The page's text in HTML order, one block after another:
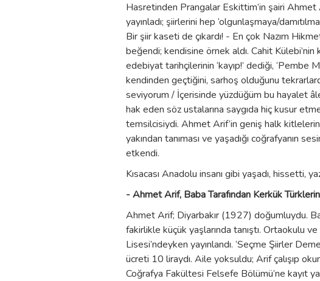
Hasretinden Prangalar Eskittim’in şairi
yayınladı; şiirlerini hep ‘olgunlaşmaya/
Bir şiir kaseti de çıkardı! - En çok Nazım
beğendi; kendisine örnek aldı. Cahit Külebi’nin
edebiyat tarihçilerinin ‘kayıp!’ dediği, ‘Pembe
kendinden geçtiğini, sarhoş olduğunu
seviyorum / İçerisinde yüzdüğüm bu hayalet
hak eden söz ustalarına saygıda hiç kusur
temsilcisiydi. Ahmet Arif’in geniş halk
yakından tanıması ve yaşadığı coğrafyanın
etkendi.
Kısacası Anadolu insanı gibi yaşadı, hissetti,
- Ahmet Arif, Baba Tarafından Kerkük
Ahmet Arif; Diyarbakır (1927) doğumluydu.
fakirlikle küçük yaşlarında tanıştı. Ortaokulu
Lisesi’ndeyken yayınlandı. ‘Seçme Şiirler
ücreti 10 liraydı. Aile yoksuldu; Arif çalışıp
Coğrafya Fakültesi Felsefe Bölümü’ne kayıt